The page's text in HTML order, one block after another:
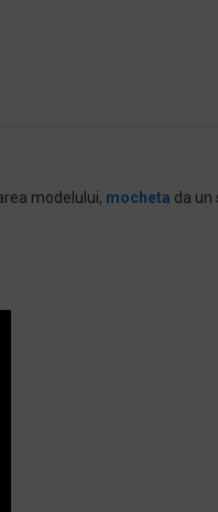
modelului, mocheta da